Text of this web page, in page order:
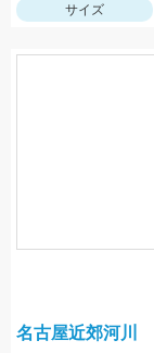
サイズ
名古屋近郊河川